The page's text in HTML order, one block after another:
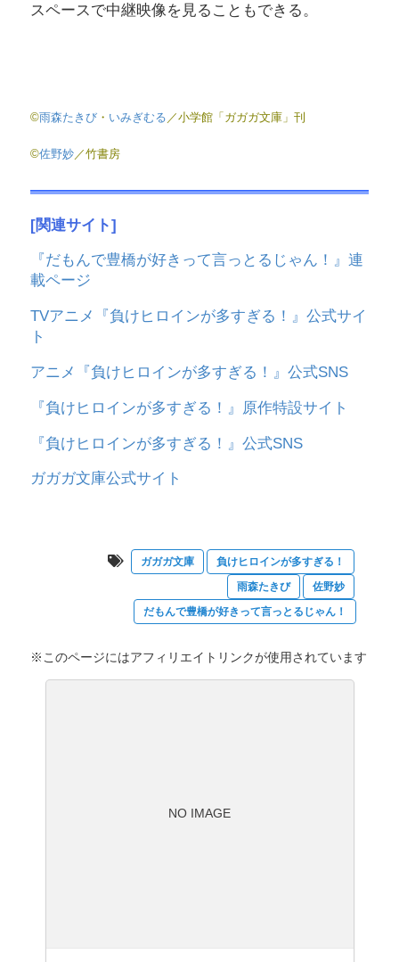
スペースで中継映像を見ることもできる。
©雨森たきび ・ いみぎむる ／小学館「ガガガ文庫」刊
©佐野妙 ／竹書房
[関連サイト]
『だもんで豊橋が好きって言っとるじゃん！』連
載ページ
TVアニメ『負けヒロインが多すぎる！』公式サイ
ト
アニメ『負けヒロインが多すぎる！』公式SNS
『負けヒロインが多すぎる！』原作特設サイト
『負けヒロインが多すぎる！』公式SNS
ガガガ文庫公式サイト
ガガガ文庫
負けヒロインが多すぎる！
雨森たきび
佐野妙
だもんで豊橋が好きって言っとるじゃん！
※このページにはアフィリエイトリンクが使用されています
NO IMAGE